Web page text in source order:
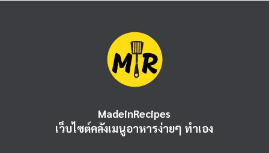
MadeinRecipes
เว็บไซต์คลังเมนูอาหารง่ายๆ ทำเอง